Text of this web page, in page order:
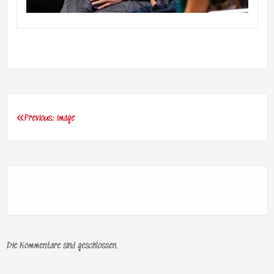
Beitragsnavigation
Previous: image
Die Kommentare sind geschlossen.